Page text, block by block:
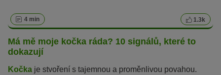
4 min 1.3k
Má mě moje kočka ráda? 10 signálů, které to
dokazují
Kočka je stvoření s tajemnou a proměnlivou povahou.